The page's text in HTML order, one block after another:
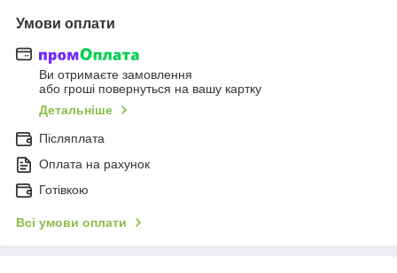
Умови оплати
Ви отримаєте замовлення
або гроші повернуться на вашу картку
Детальніше
Післяплата
Оплата на рахунок
Готівкою
Всі умови оплати